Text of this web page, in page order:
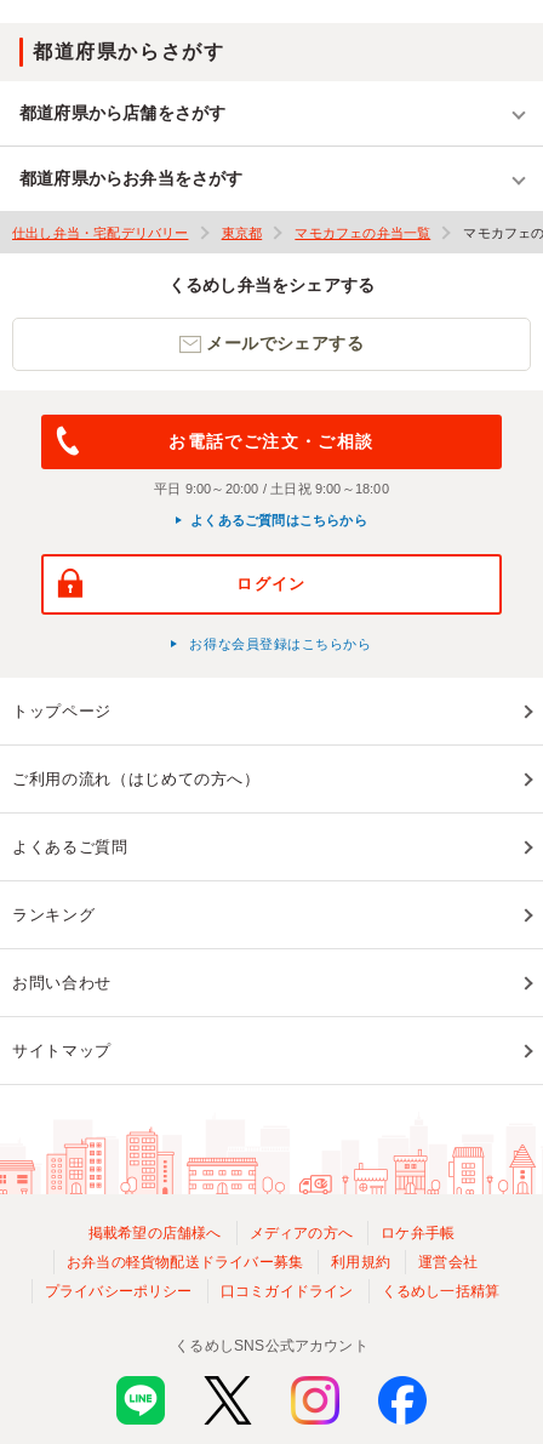
都道府県からさがす
都道府県から店舗をさがす
都道府県からお弁当をさがす
仕出し弁当・宅配デリバリー 東京都 マモカフェの弁当一覧 マモカフェ
くるめし弁当をシェアする
メールでシェアする
お電話でご注文・ご相談
平日 9:00～20:00 / 土日祝 9:00～18:00
よくあるご質問はこちらから
ログイン
お得な会員登録はこちらから
トップページ
ご利用の流れ（はじめての方へ）
よくあるご質問
ランキング
お問い合わせ
サイトマップ
掲載希望の店舗様へ メディアの方へ
ロケ弁手帳
お弁当の軽貨物配送ドライバー募集
利用規約
運営会社
プライバシーポリシー
口コミガイドライン くるめし一括精算
くるめしSNS公式アカウント